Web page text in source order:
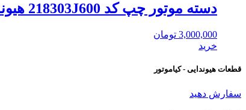
دسته موتور چپ کد 218303J600 هیوندای موبیس
3,000,000 تومان
خرید
قطعات هیوندایی - کیاموتور
سفارش دهید